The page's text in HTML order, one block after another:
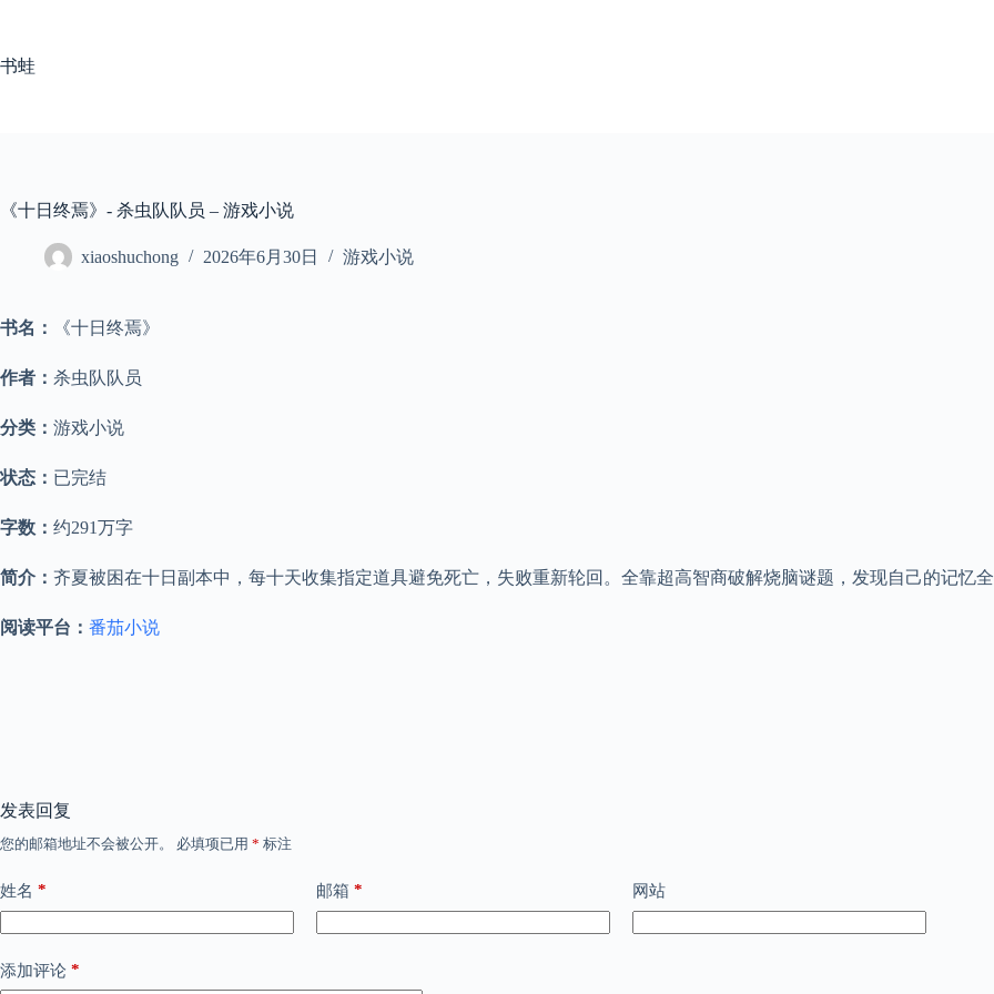
内
容
书蛙
《十日终焉》- 杀虫队队员 – 游戏小说
xiaoshuchong 2026年6月30日 游戏小说
书名： 《十日终焉》
作者： 杀虫队队员
分类： 游戏小说
状态： 已完结
字数： 约291万字
简介： 齐夏被困在十日副本中，每十天收集指定道具避免死亡，失败重新轮回。全靠超高智商破解烧脑谜题，发现自己的记忆
阅读平台： 番茄小说
发表回复
您的邮箱地址不会被公开。 必填项已用 * 标注
姓名 * 邮箱 * 网站
添加评论 *